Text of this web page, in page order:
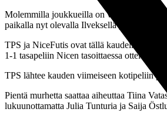
Molemmilla joukkueilla on vielä
paikalla nyt olevalla Ilveksellä pisteitä on
TPS ja NiceFutis ovat tällä kaudella
1-1 tasapeliin Nicen tasoittaessa ottelun
TPS lähtee kauden viimeiseen kotipeliin
Pientä murhetta saattaa aiheuttaa Tiina
lukuunottamatta Julia Tunturia ja Saija